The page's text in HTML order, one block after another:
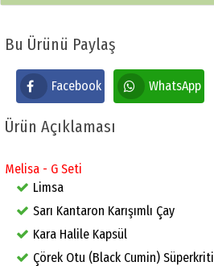
Bu Ürünü Paylaş
Facebook WhatsApp
Ürün Açıklaması
Melisa - G Seti
Limsa
Sarı Kantaron Karışımlı Çay
Kara Halile Kapsül
Çörek Otu (Black Cumin)